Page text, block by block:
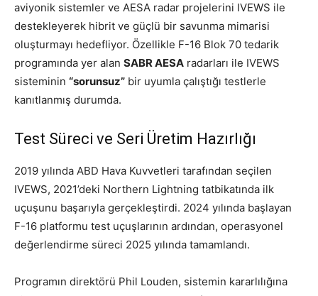
aviyonik sistemler ve AESA radar projelerini IVEWS ile
destekleyerek hibrit ve güçlü bir savunma mimarisi
oluşturmayı hedefliyor. Özellikle F-16 Blok 70 tedarik
programında yer alan SABR AESA radarları ile IVEWS
sisteminin “sorunsuz” bir uyumla çalıştığı testlerle
kanıtlanmış durumda.
Test Süreci ve Seri Üretim Hazırlığı
2019 yılında ABD Hava Kuvvetleri tarafından seçilen
IVEWS, 2021’deki Northern Lightning tatbikatında ilk
uçuşunu başarıyla gerçekleştirdi. 2024 yılında başlayan
F-16 platformu test uçuşlarının ardından, operasyonel
değerlendirme süreci 2025 yılında tamamlandı.
Programın direktörü Phil Louden, sistemin kararlılığına